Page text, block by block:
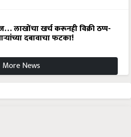
लाखोंचा खर्च करूनही विक्री ठप्प-
दबावाचा फटका!
More News